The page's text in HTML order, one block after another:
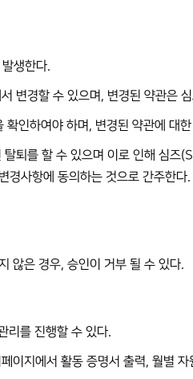
생한다.
변경할 수 있으며, 변경된 약관은
인하여야 하며, 변경된 약관에 대
퇴를 할 수 있으며 이로 인해 심즈
경사항에 동의하는 것으로 간주한다.
않은 경우, 승인이 거부 될 수 있다.
리를 진행할 수 있다.
이지에서 활동 증명서 출력, 월별